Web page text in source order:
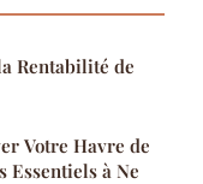
Rentabilité de
Votre Havre de
Essentiels à Ne